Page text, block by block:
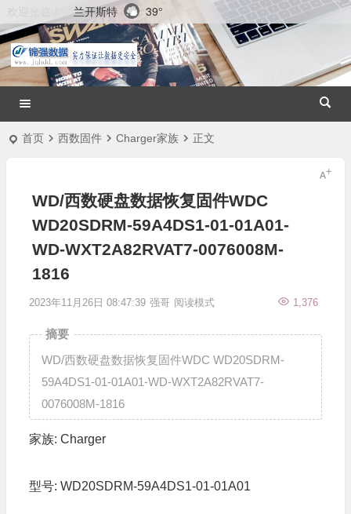
兰开斯特 39°
首页 西数固件 Charger家族 正文
WD/西数硬盘数据恢复固件WDC
WD20SDRM-59A4DS1-01-01A01-
WD-WXT2A82RVAT7-0076008M-
1816
2023年11月26日 08:47:39 强哥 1,376
阅读模式
摘要
WD/西数硬盘数据恢复固件WDC WD20SDRM-
59A4DS1-01-01A01-WD-WXT2A82RVAT7-
0076008M-1816
家族: Charger
型号: WD20SDRM-59A4DS1-01-01A01